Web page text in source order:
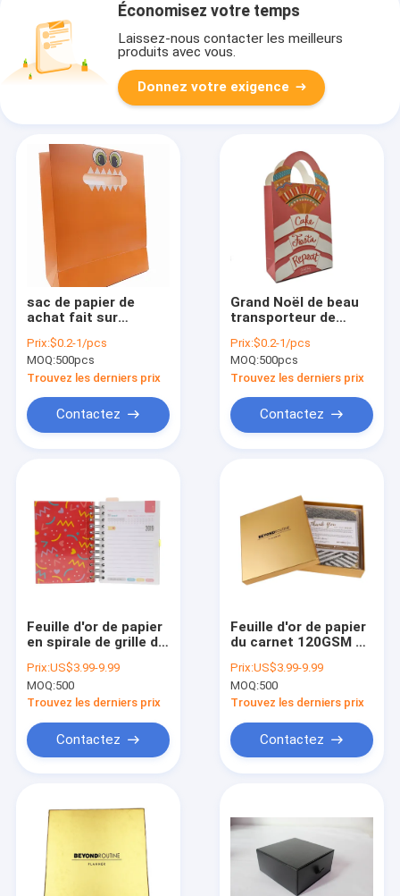
Au sujet de nous
Économisez votre temps
Laissez-nous contacter les meilleurs
produits avec vous.
Donnez votre exigence
sac de papier de
achat fait sur
de luxe du cadeau
CMYK 4C 0C de la
marque 300gsm
Prix:$0.2-1/pcs
MOQ:500pcs
Trouvez les derniers prix
Contactez
Grand Noël de beau
transporteur de
provisions le
transporteur 350G de
papier imprimé par
tache
FLEXOGRAPHIQUE
Prix:$0.2-1/pcs
MOQ:500pcs
Trouvez les derniers prix
Contactez
Feuille d'or de papier
en spirale de grille de
100GSM
emboutissant 200
pages 80Gram
Prix:US$3.99-9.99
MOQ:500
Trouvez les derniers prix
Contactez
Feuille d'or de papier
du carnet 120GSM de
cartonné A5
emboutissant le
paquet de boîte-
Prix:US$3.99-9.99
MOQ:500
Trouvez les derniers prix
Contactez